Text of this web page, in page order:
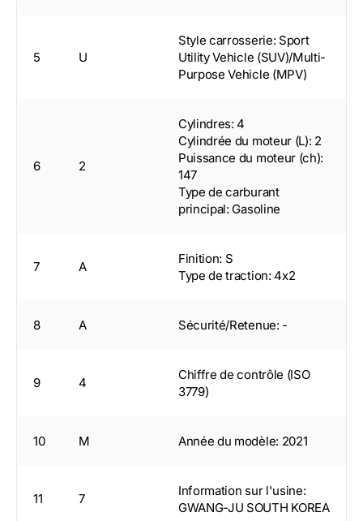
5 U
Style carrosserie: Sport
Utility Vehicle (SUV)/Multi-
Purpose Vehicle (MPV)
6 2
Cylindres: 4
Cylindrée du moteur (L): 2
Puissance du moteur (ch):
147
Type de carburant
principal: Gasoline
7 A
Finition: S
Type de traction: 4x2
8 A Sécurité/Retenue: -
9 4
Chiffre de contrôle (ISO
3779)
10 M Année du modèle: 2021
11 7
Information sur l'usine:
GWANG-JU SOUTH KOREA